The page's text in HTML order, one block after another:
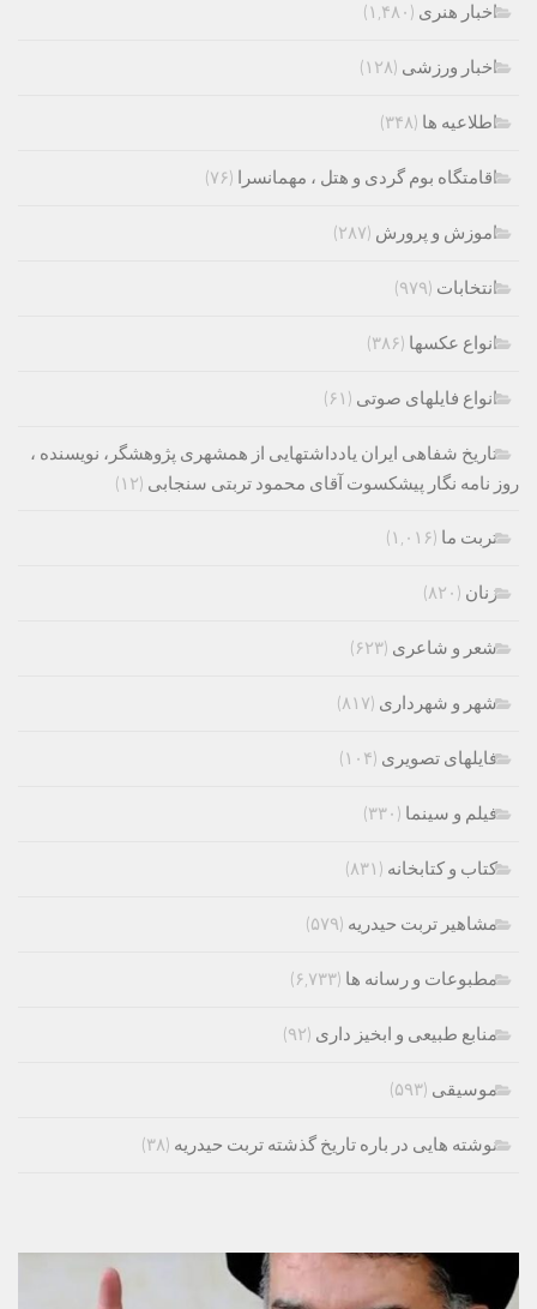
اخبار هنری (۱,۴۸۰)
اخبار ورزشی (۱۲۸)
اطلاعیه ها (۳۴۸)
اقامتگاه بوم گردی و هتل ، مهمانسرا (۷۶)
اموزش و پرورش (۲۸۷)
انتخابات (۹۷۹)
انواع عکسها (۳۸۶)
انواع فایلهای صوتی (۶۱)
تاریخ شفاهی ایران یادداشتهایی از همشهری پژوهشگر، نویسنده ،
روز نامه نگار پیشکسوت آقای محمود تربتی سنجابی (۱۲)
تربت ما (۱,۰۱۶)
زنان (۸۲۰)
شعر و شاعری (۶۲۳)
شهر و شهرداری (۸۱۷)
فایلهای تصویری (۱۰۴)
فیلم و سینما (۳۳۰)
کتاب و کتابخانه (۸۳۱)
مشاهیر تربت حیدریه (۵۷۹)
مطبوعات و رسانه ها (۶,۷۳۳)
منابع طبیعی و ابخیز داری (۹۲)
موسیقی (۵۹۳)
نوشته هایی در باره تاریخ گذشته تربت حیدریه (۳۸)